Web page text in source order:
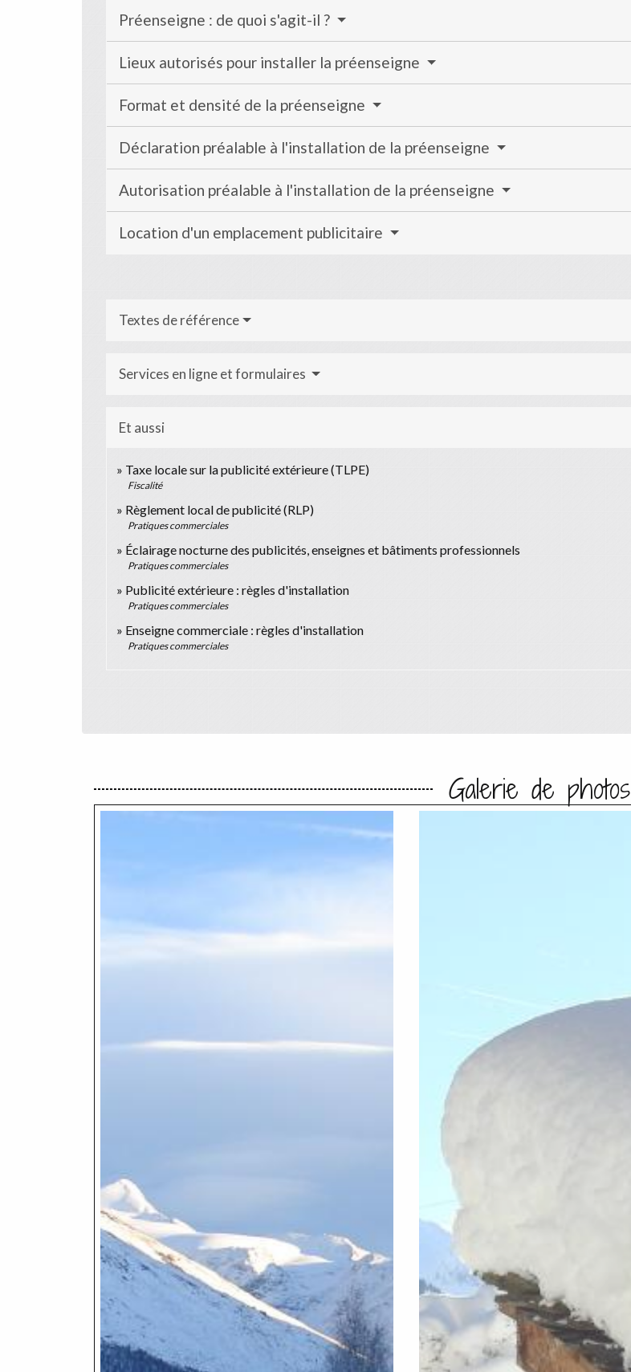
Préenseigne : de quoi s'agit-il ?
Lieux autorisés pour installer la préenseigne
Format et densité de la préenseigne
Déclaration préalable à l'installation de la préenseigne
Autorisation préalable à l'installation de la préenseigne
Location d'un emplacement publicitaire
Textes de référence
Services en ligne et formulaires
Et aussi
Taxe locale sur la publicité extérieure (TLPE)
Fiscalité
Règlement local de publicité (RLP)
Pratiques commerciales
Éclairage nocturne des publicités, enseignes et bâtiments professionnels
Pratiques commerciales
Publicité extérieure : règles d'installation
Pratiques commerciales
Enseigne commerciale : règles d'installation
Pratiques commerciales
Galerie de photos